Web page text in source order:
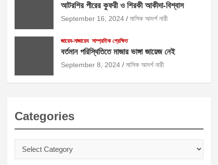
আটরশির পীরের কুফরী ও শিরকী আকীদা-বিশ্বাস
September 16, 2024 মাসিক আদর্শ নারী
জায়েয-নাজায়েয সাম্প্রতিক প্রেক্ষিত
বর্তমান পরিস্থিতিতে মাজার ভাঙ্গা জায়েজ নেই
September 8, 2024 মাসিক আদর্শ নারী
Categories
Categories